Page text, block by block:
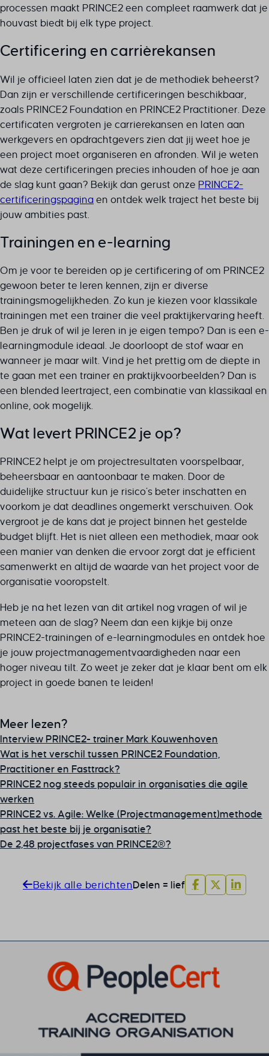
processen maakt PRINCE2 een compleet raamwerk dat je
houvast biedt bij elk type project.
Certificering en carrièrekansen
Wil je officieel laten zien dat je de methodiek beheerst?
Dan zijn er verschillende certificeringen beschikbaar,
zoals PRINCE2 Foundation en PRINCE2 Practitioner. Deze
certificaten vergroten je carrièrekansen en laten aan
werkgevers en opdrachtgevers zien dat jij weet hoe je
een project moet organiseren én afronden. Wil je weten
wat deze certificeringen precies inhouden of hoe je aan
de slag kunt gaan? Bekijk dan gerust onze PRINCE2-
certificeringspagina en ontdek welk traject het beste bij
jouw ambities past.
Trainingen en e-learning
Om je voor te bereiden op je certificering of om PRINCE2
gewoon beter te leren kennen, zijn er diverse
trainingsmogelijkheden. Zo kun je kiezen voor klassikale
trainingen met een trainer die veel praktijkervaring heeft.
Ben je druk of wil je leren in je eigen tempo? Dan is een e-
learningmodule ideaal. Je doorloopt de stof waar en
wanneer je maar wilt. Vind je het prettig om de diepte in
te gaan met een trainer én praktijkvoorbeelden? Dan is
een blended leertraject, een combinatie van klassikaal en
online, ook mogelijk.
Wat levert PRINCE2 je op?
PRINCE2 helpt je om projectresultaten voorspelbaar,
beheersbaar en aantoonbaar te maken. Door de
duidelijke structuur kun je risico’s beter inschatten en
voorkom je dat deadlines ongemerkt verschuiven. Ook
vergroot je de kans dat je project binnen het gestelde
budget blijft. Het is niet alleen een methodiek, maar ook
een manier van denken die ervoor zorgt dat je efficiënt
samenwerkt en altijd de waarde van het project voor de
organisatie vooropstelt.
Heb je na het lezen van dit artikel nog vragen of wil je
meteen aan de slag? Neem dan een kijkje bij onze
PRINCE2-trainingen of e-learningmodules en ontdek hoe
je jouw projectmanagementvaardigheden naar een
hoger niveau tilt. Zo weet je zeker dat je klaar bent om elk
project in goede banen te leiden!
Meer lezen?
Interview PRINCE2- trainer Mark Kouwenhoven
Wat is het verschil tussen PRINCE2 Foundation,
Practitioner en Fasttrack?
PRINCE2 nog steeds populair in organisaties die agile
werken
PRINCE2 vs. Agile: Welke (Projectmanagement)methode
past het beste bij je organisatie?
De 2,48 projectfases van PRINCE2®?
Bekijk alle berichtenDelen = lief